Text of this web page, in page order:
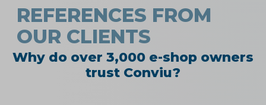
REFERENCES FROM
OUR CLIENTS
Why do over 3,000 e-shop owners
trust Conviu?